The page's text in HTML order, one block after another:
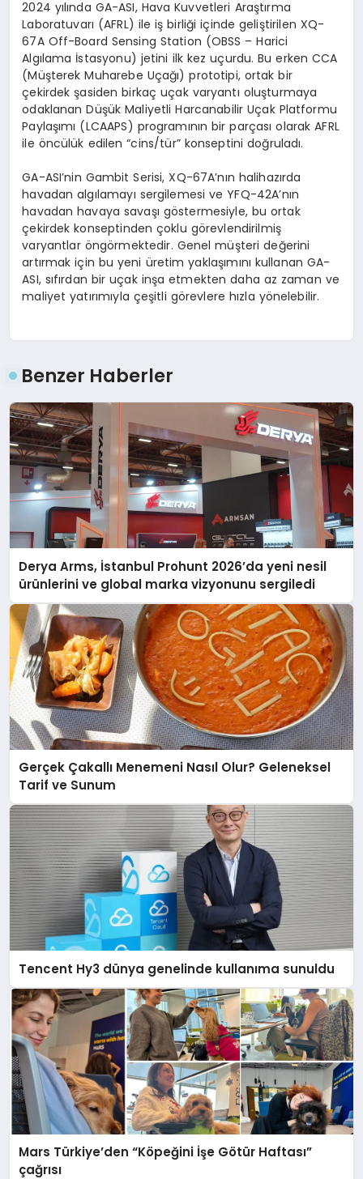
2024 yılında GA-ASI, Hava Kuvvetleri Araştırma
Laboratuvarı (AFRL) ile iş birliği içinde geliştirilen XQ-
67A Off-Board Sensing Station (OBSS – Harici
Algılama İstasyonu) jetini ilk kez uçurdu. Bu erken CCA
(Müşterek Muharebe Uçağı) prototipi, ortak bir
çekirdek şasiden birkaç uçak varyantı oluşturmaya
odaklanan Düşük Maliyetli Harcanabilir Uçak Platformu
Paylaşımı (LCAAPS) programının bir parçası olarak AFRL
ile öncülük edilen “cins/tür” konseptini doğruladı.
GA-ASI’nin Gambit Serisi, XQ-67A’nın halihazırda
havadan algılamayı sergilemesi ve YFQ-42A’nın
havadan havaya savaşı göstermesiyle, bu ortak
çekirdek konseptinden çoklu görevlendirilmiş
varyantlar öngörmektedir. Genel müşteri değerini
artırmak için bu yeni üretim yaklaşımını kullanan GA-
ASI, sıfırdan bir uçak inşa etmekten daha az zaman ve
maliyet yatırımıyla çeşitli görevlere hızla yönelebilir.
Benzer Haberler
Derya Arms, İstanbul Prohunt 2026’da yeni nesil
ürünlerini ve global marka vizyonunu sergiledi
Gerçek Çakallı Menemeni Nasıl Olur? Geleneksel
Tarif ve Sunum
Tencent Hy3 dünya genelinde kullanıma sunuldu
Mars Türkiye’den “Köpeğini İşe Götür Haftası”
çağrısı